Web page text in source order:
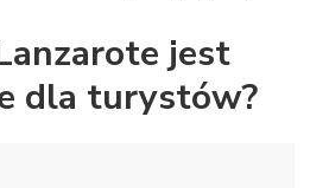
jest
dla turystów?